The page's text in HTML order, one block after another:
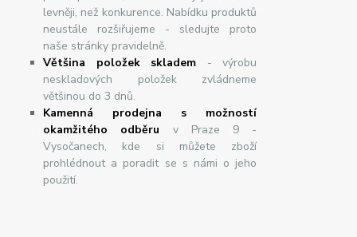
levněji, než konkurence. Nabídku produktů
neustále rozšiřujeme - sledujte proto
naše stránky pravidelně.
Většina položek skladem - výrobu
neskladových položek zvládneme
většinou do 3 dnů.
Kamenná prodejna s možností
okamžitého odběru v Praze 9 -
Vysočanech, kde si můžete zboží
prohlédnout a poradit se s námi o jeho
použití.